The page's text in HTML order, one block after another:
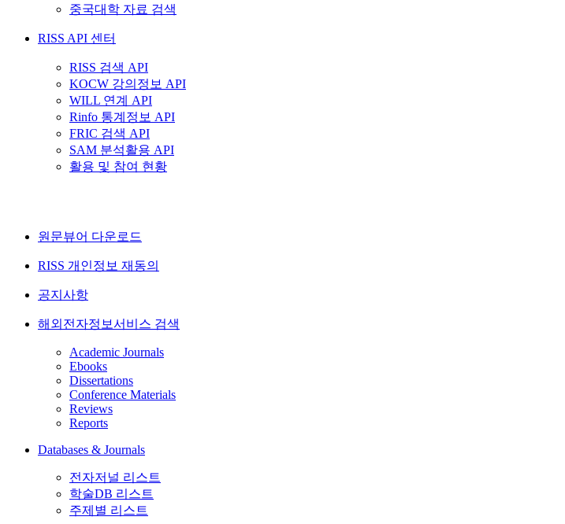
중국대학 자료 검색
RISS API 센터
RISS 검색 API
KOCW 강의정보 API
WILL 연계 API
Rinfo 통계정보 API
FRIC 검색 API
SAM 분석활용 API
활용 및 참여 현황
원문뷰어 다운로드
RISS 개인정보 재동의
공지사항
해외전자정보서비스 검색
Academic Journals
Ebooks
Dissertations
Conference Materials
Reviews
Reports
Databases & Journals
전자저널 리스트
학술DB 리스트
주제별 리스트